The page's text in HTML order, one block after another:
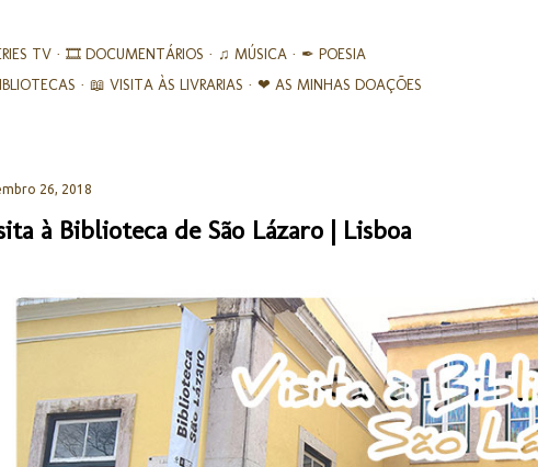
TV 🎞︎ DOCUMENTÁRIOS ♫ MÚSICA
✒ POESIA
📖 VISITA ÀS LIVRARIAS ❤ AS MINHAS DOAÇÕES
26, 2018
à Biblioteca de São Lázaro | Lisboa